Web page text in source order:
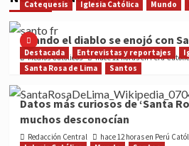
Catequesis Iglesia Católica Mundo
Cuando el diablo se enojó con
Medios Católicos hace 11 horas en Perú
Destacada Entrevistas y reportajes
Santa Rosa de Lima
Santos
Datos más curiosos de ‘Santa
muchos desconocían
Redacción Central
hace 12 horas en Perú